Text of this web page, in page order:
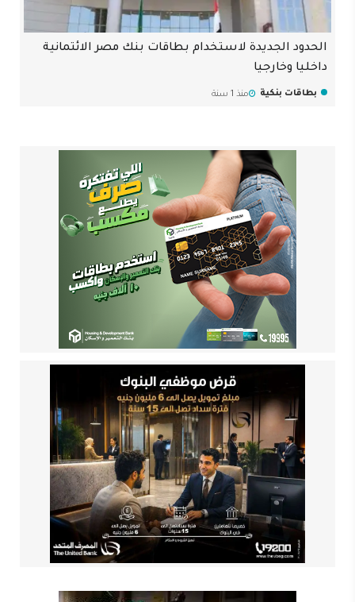
الحدود الجديدة لاستخدام بطاقات بنك مصر الائتمانية
داخليا وخارجيا
بطاقات بنكية منذ 1 سنة